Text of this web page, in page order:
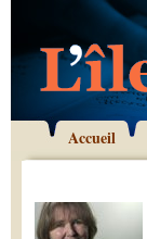
Accueil